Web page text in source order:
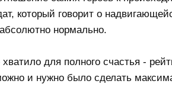
который говорит о
нормально.
для полного счастья -
и нужно было сделать